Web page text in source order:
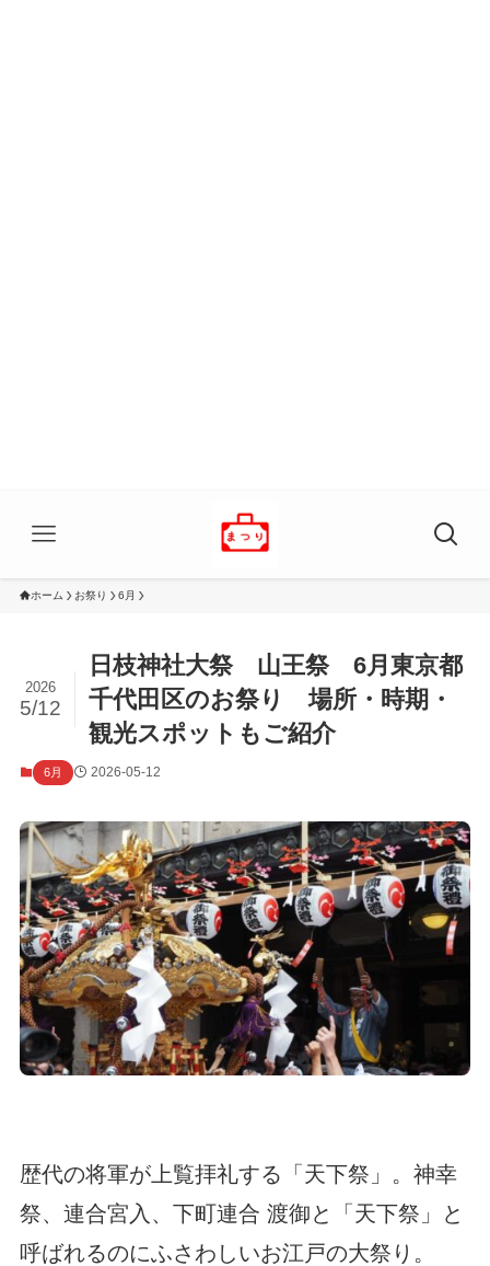
ホーム お祭り 6月
日枝神社大祭 山王祭 6月東京都
千代田区のお祭り 場所・時期・
観光スポットもご紹介
2026
5/12
6月 2026-05-12
歴代の将軍が上覧拝礼する「天下祭」。神幸
祭、連合宮入、下町連合 渡御と「天下祭」と
呼ばれるのにふさわしいお江戸の大祭り。